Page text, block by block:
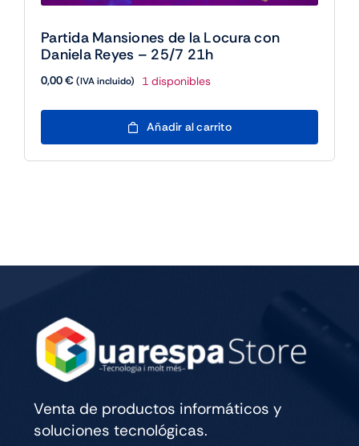
Partida Mansiones de la Locura con
Daniela Reyes – 25/7 21h
0,00€(IVA incluido) 1 disponibles
Partida
Mansiones
Reyes
cantidad
Añadir al carrito
Venta de productos informáticos y
soluciones tecnológicas.